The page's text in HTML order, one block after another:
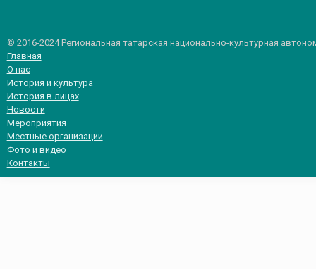
© 2016-2024 Региональная татарская национально-культурная
Главная
О нас
История и культура
История в лицах
Новости
Мероприятия
Местные организации
Фото и видео
Контакты